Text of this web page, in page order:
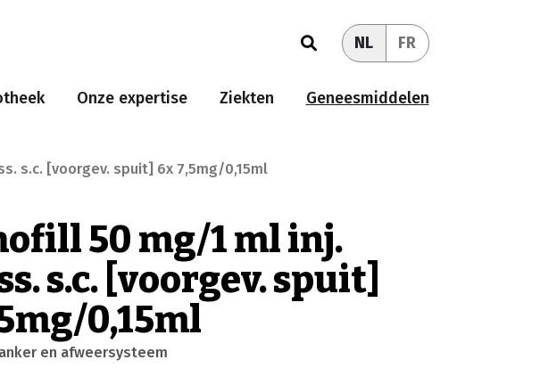
NL FR
Onze expertise Ziekten Geneesmiddelen
s.c. [voorgev. spuit] 6x 7,5mg/0,15ml
50 mg/1 ml inj.
s.c. [voorgev. spuit]
0,15ml
en afweersysteem